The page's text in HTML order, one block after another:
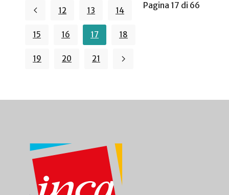
Pagina 17 di 66
12 13 14
15 16 17 18
19 20 21